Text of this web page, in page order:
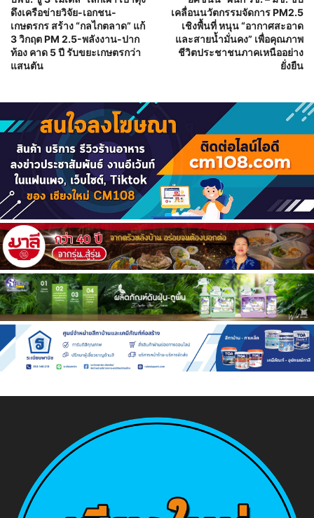
ดึงเครือข่ายวิจัย-เอกชน-
เกษตรกร สร้าง “กลไกตลาด” แก้
3 วิกฤต PM 2.5-พลังงาน-ปาก
ท้อง คาด 5 ปี รับขยะเกษตรกว่า
แสนตัน
เคลื่อนนวัตกรรมจัดการ PM2.5
เชิงพื้นที่ หนุน “อากาศสะอาด
และสายน้ำมั่นคง” เพื่อคุณภาพ
ชีวิตประชาชนภาคเหนืออย่าง
ยั่งยืน